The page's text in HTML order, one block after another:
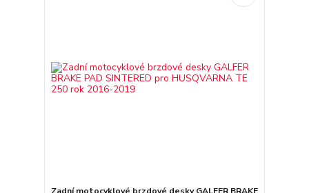
Zadní motocyklové brzdové desky GALFER BRAKE